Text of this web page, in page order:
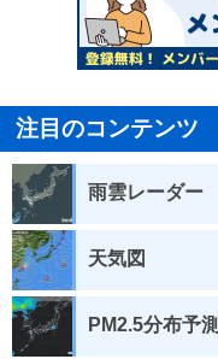
注目のコンテンツ
雨雲レーダー
天気図
PM2.5分布予測